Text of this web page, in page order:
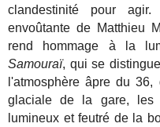
clandestinité pour agir.
envoûtante de Matthieu
rend hommage à la
Samouraï, qui se
l'atmosphère âpre du
glaciale de la gare,
lumineux et feutré de la